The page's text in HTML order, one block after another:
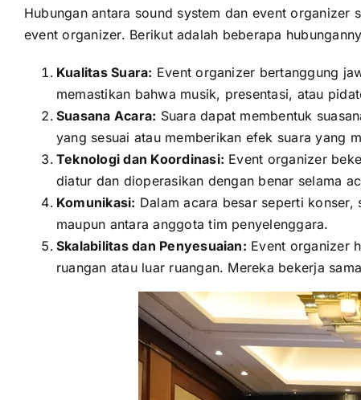
Hubungan antara sound system dan event
event organizer. Berikut adalah beberapa
Kualitas Suara: Event organizer bertanggung
memastikan bahwa musik, presentasi, atau
Suasana Acara: Suara dapat membentuk
yang sesuai atau memberikan efek suara yang
Teknologi dan Koordinasi: Event organizer
diatur dan dioperasikan dengan benar selama
Komunikasi: Dalam acara besar seperti
maupun antara anggota tim penyelenggara.
Skalabilitas dan Penyesuaian: Event organizer
ruangan atau luar ruangan. Mereka bekerja